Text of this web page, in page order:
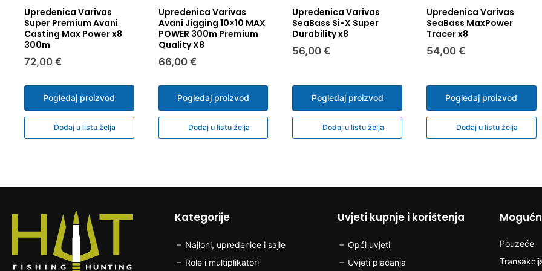
pogodna za
roba koja je
greškom, odmah
mail adresu da se
proizvoda.
Upredenica Varivas
Super Premium Avani
Casting Max Power x8
300m
72,00 €
Pogledaj proizvod
Dodaj u listu želja
Upredenica Varivas
Avani Jigging 10×10 MAX
POWER 300m Premium
Quality X8
66,00 €
Pogledaj proizvod
Dodaj u listu želja
Upredenica Varivas
SeaBass Si-X Super
Durability x8
56,00 €
Pogledaj proizvod
Dodaj u listu želja
Upredenica Varivas
SeaBass MaxPower
Tracer x8
54,00 €
Pogledaj proizvod
Dodaj u listu želja
Kategorije
Najloni, upredenice i sajle
Role i multiplikatori
Uvjeti kupnje i korištenja
Opći uvjeti
Uvjeti plaćanja
Pouzeće